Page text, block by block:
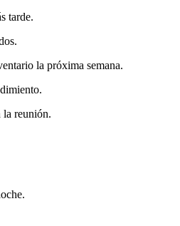
tarde.
la próxima semana.
la reunión.